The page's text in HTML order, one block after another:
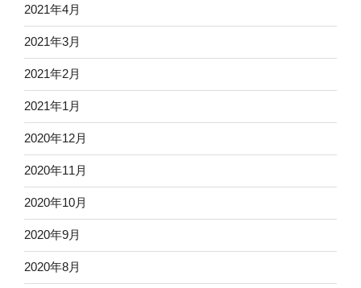
2021年4月
2021年3月
2021年2月
2021年1月
2020年12月
2020年11月
2020年10月
2020年9月
2020年8月